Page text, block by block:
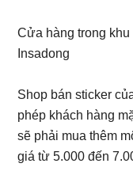
Cửa hàng trong
Insadong
Shop bán sticker
phép khách hàng
sẽ phải mua thêm
giá từ 5.000 đến